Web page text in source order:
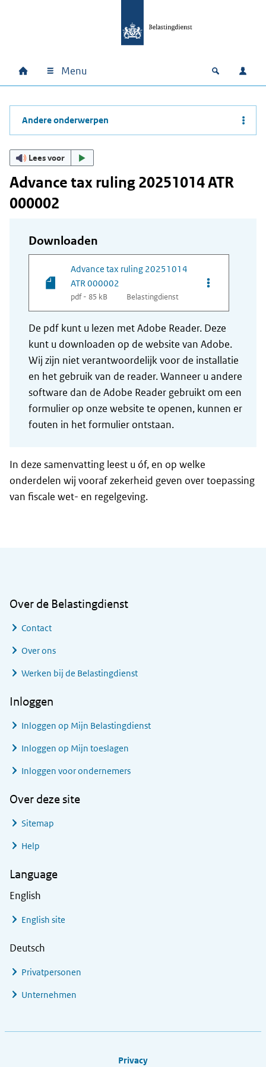
Hoofdnavigatie
Home Menu Open
Andere onderwerpen
Lees voor
Advance tax ruling 20251014 ATR
000002
Downloaden
Advance tax ruling 20251014
ATR 000002
pdf - 85 kB Belastingdienst
Opties van
De pdf kunt u lezen met Adobe Reader. Deze
kunt u downloaden op de website van Adobe.
Wij zijn niet verantwoordelijk voor de installatie
en het gebruik van de reader. Wanneer u andere
software dan de Adobe Reader gebruikt om een
formulier op onze website te openen, kunnen er
fouten in het formulier ontstaan.
In deze samenvatting leest u óf, en op welke
onderdelen wij vooraf zekerheid geven over toepassing
van fiscale wet- en regelgeving.
Over de Belastingdienst
Contact
Over ons
Werken bij de Belastingdienst
Inloggen
Inloggen op Mijn Belastingdienst
Inloggen op Mijn toeslagen
Inloggen voor ondernemers
Over deze site
Sitemap
Help
Language
English
English site
Deutsch
Privatpersonen
Unternehmen
Privacy